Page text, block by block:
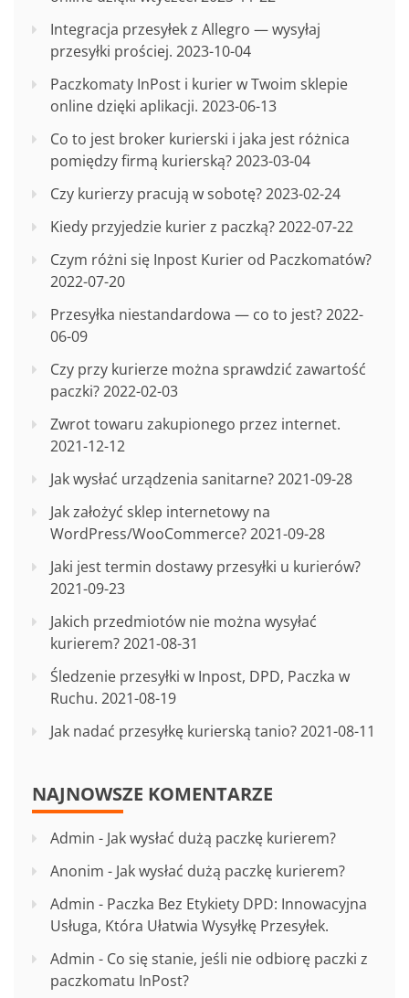
Integracja przesyłek z Allegro — wysyłaj
przesyłki prościej. 2023-10-04
Paczkomaty InPost i kurier w Twoim sklepie
online dzięki aplikacji. 2023-06-13
Co to jest broker kurierski i jaka jest różnica
pomiędzy firmą kurierską?2023-03-04
Czy kurierzy pracują w sobotę?2023-02-24
Kiedy przyjedzie kurier z paczką?2022-07-22
Czym różni się Inpost Kurier od Paczkomatów?
2022-07-20
Przesyłka niestandardowa — co to jest?2022-
06-09
Czy przy kurierze można sprawdzić zawartość
paczki?2022-02-03
Zwrot towaru zakupionego przez internet.
2021-12-12
Jak wysłać urządzenia sanitarne?2021-09-28
Jak założyć sklep internetowy na
WordPress/WooCommerce?2021-09-28
Jaki jest termin dostawy przesyłki u kurierów?
2021-09-23
Jakich przedmiotów nie można wysyłać
kurierem?2021-08-31
Śledzenie przesyłki w Inpost, DPD, Paczka w
Ruchu. 2021-08-19
Jak nadać przesyłkę kurierską tanio?2021-08-11
NAJNOWSZE KOMENTARZE
Admin - Jak wysłać dużą paczkę kurierem?
Anonim - Jak wysłać dużą paczkę kurierem?
Admin - Paczka Bez Etykiety DPD: Innowacyjna
Usługa, Która Ułatwia Wysyłkę Przesyłek.
Admin - Co się stanie, jeśli nie odbiorę paczki z
paczkomatu InPost?